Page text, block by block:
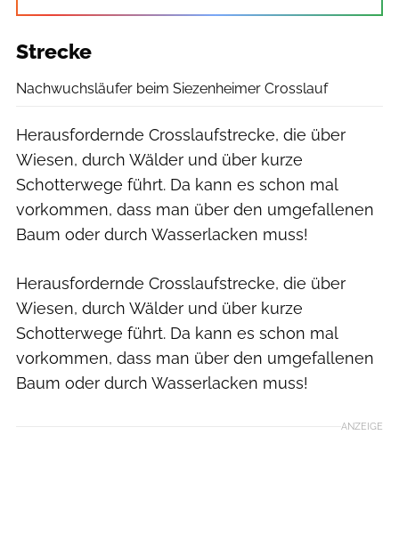
Strecke
Nachwuchsläufer beim Siezenheimer Crosslauf
Herausfordernde Crosslaufstrecke, die über
Wiesen, durch Wälder und über kurze
Schotterwege führt. Da kann es schon mal
vorkommen, dass man über den umgefallenen
Baum oder durch Wasserlacken muss!
Herausfordernde Crosslaufstrecke, die über
Wiesen, durch Wälder und über kurze
Schotterwege führt. Da kann es schon mal
vorkommen, dass man über den umgefallenen
Baum oder durch Wasserlacken muss!
ANZEIGE